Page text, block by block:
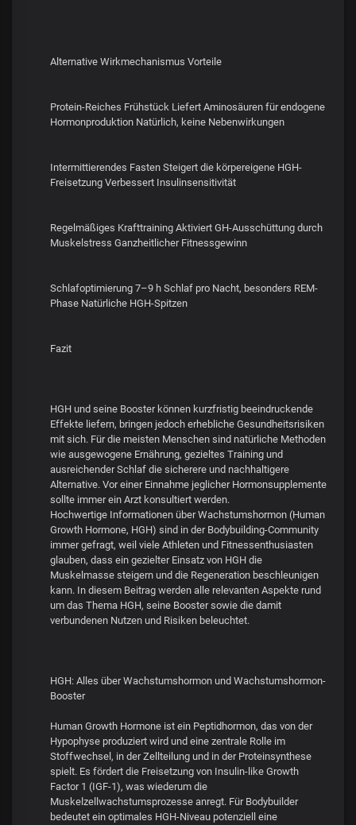
Alternative Wirkmechanismus Vorteile
Protein-Reiches Frühstück Liefert Aminosäuren für endogene
Hormonproduktion Natürlich, keine Nebenwirkungen
Intermittierendes Fasten Steigert die körpereigene HGH-
Freisetzung Verbessert Insulinsensitivität
Regelmäßiges Krafttraining Aktiviert GH-Ausschüttung durch
Muskelstress Ganzheitlicher Fitnessgewinn
Schlafoptimierung 7–9 h Schlaf pro Nacht, besonders REM-
Phase Natürliche HGH-Spitzen
Fazit
HGH und seine Booster können kurzfristig beeindruckende
Effekte liefern, bringen jedoch erhebliche Gesundheitsrisiken
mit sich. Für die meisten Menschen sind natürliche Methoden
wie ausgewogene Ernährung, gezieltes Training und
ausreichender Schlaf die sicherere und nachhaltigere
Alternative. Vor einer Einnahme jeglicher Hormonsupplemente
sollte immer ein Arzt konsultiert werden.
Hochwertige Informationen über Wachstumshormon (Human
Growth Hormone, HGH) sind in der Bodybuilding-Community
immer gefragt, weil viele Athleten und Fitnessenthusiasten
glauben, dass ein gezielter Einsatz von HGH die
Muskelmasse steigern und die Regeneration beschleunigen
kann. In diesem Beitrag werden alle relevanten Aspekte rund
um das Thema HGH, seine Booster sowie die damit
verbundenen Nutzen und Risiken beleuchtet.
HGH: Alles über Wachstumshormon und Wachstumshormon-
Booster
Human Growth Hormone ist ein Peptidhormon, das von der
Hypophyse produziert wird und eine zentrale Rolle im
Stoffwechsel, in der Zellteilung und in der Proteinsynthese
spielt. Es fördert die Freisetzung von Insulin-like Growth
Factor 1 (IGF-1), was wiederum die
Muskelzellwachstumsprozesse anregt. Für Bodybuilder
bedeutet ein optimales HGH-Niveau potenziell eine